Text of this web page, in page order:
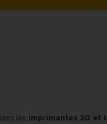
les imprimantes 3D et